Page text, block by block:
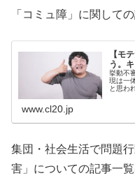
「コミュ障」に関して
【モ
う。
挙動不
現は一
と思わ
www.cl20.jp
集団・社会生活で問題
害」についての記事一